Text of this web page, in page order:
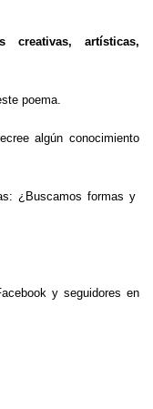
creativas, artísticas,
poema.
algún conocimiento
¿Buscamos formas y
y seguidores en